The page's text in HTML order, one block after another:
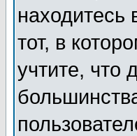
находитесь
тот, в
учтите, что